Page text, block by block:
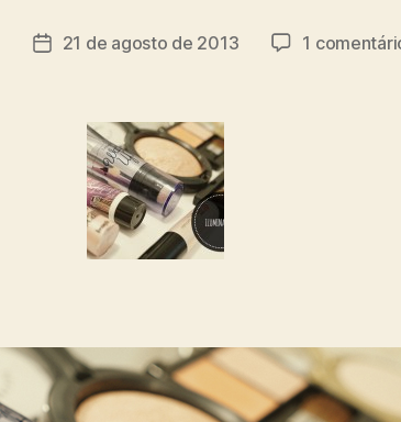
Data21 de agosto de 2013 1